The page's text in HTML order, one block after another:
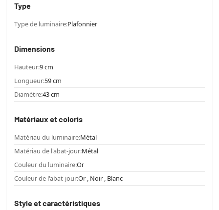
Type
Type de luminaire:Plafonnier
Dimensions
Hauteur:9 cm
Longueur:59 cm
Diamètre:43 cm
Matériaux et coloris
Matériau du luminaire:Métal
Matériau de l'abat-jour:Métal
Couleur du luminaire:Or
Couleur de l'abat-jour:Or , Noir , Blanc
Style et caractéristiques